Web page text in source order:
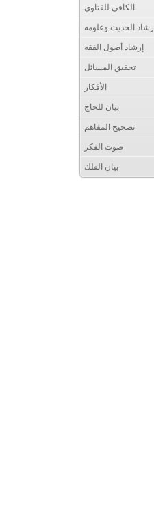
الكافي للفتاوي
إرشاد الحديث وعلومه
إرشاد أصول الفقه
تحقيق المسائل
الأفكار
بيان للحاج
تصحيح المفاهم
صوت الفكر
بيان الفلك